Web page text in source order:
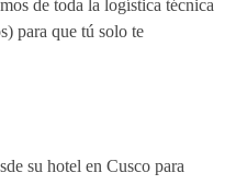
de toda la logística técnica
para que tú solo te
su hotel en Cusco para